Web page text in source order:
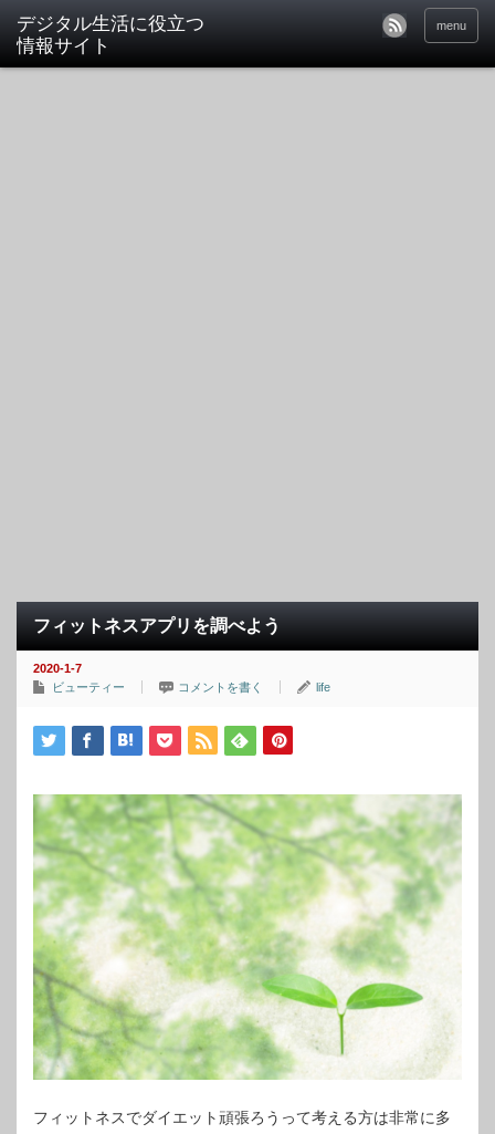
デジタル生活に役立つ
情報サイト
menu
フィットネスアプリを調べよう
2020-1-7
ビューティー
コメントを書く life
フィットネスでダイエット頑張ろうって考える方は非常に多